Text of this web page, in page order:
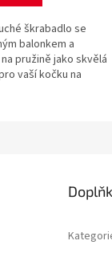
škrabadlo se
balonkem a
pružině jako skvělá
vaší kočku na